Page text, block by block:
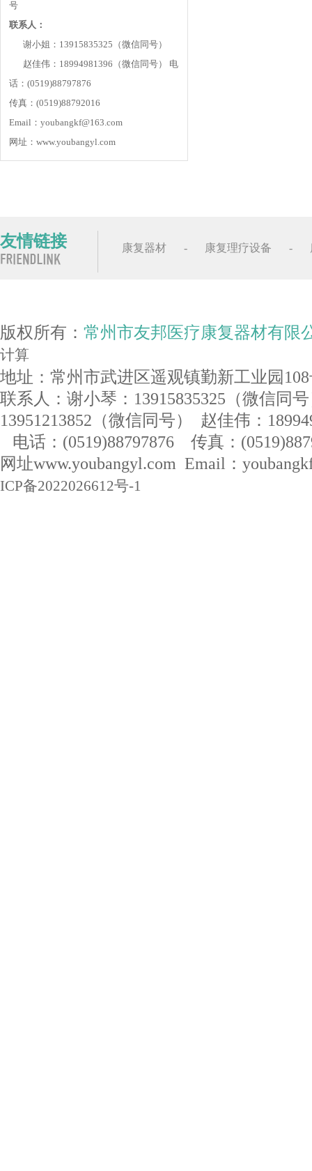
号
联系人：
谢小姐：13915835325（微信同号）
赵佳伟：18994981396（微信同号）
电
话：(0519)88797876
传真：(0519)88792016
Email：youbangkf@163.com
网址：www.youbangyl.com
友情链接 康复器材 - 康复理疗设备 -
版权所有： 常州市友邦医疗康复器材有限
计算
地址：常州市武进区遥观镇勤新工业园
联系人：谢小琴：13915835325（微信同
13951213852（微信同号） 赵佳伟：
电话：(0519)88797876 传真：
网址www.youbangyl.com Email：
ICP备2022026612号-1